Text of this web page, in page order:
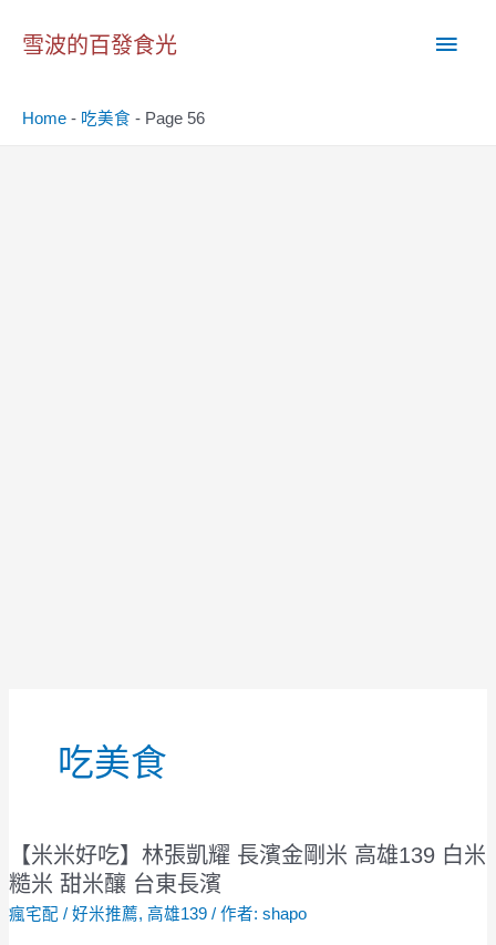
雪波的百發食光
主
Home - 吃美食 - Page 56
吃美食
【米米好吃】林張凱耀 長濱金剛米 高雄139 白米
糙米 甜米釀 台東長濱
瘋宅配 / 好米推薦, 高雄139/ 作者: shapo
【米
米
好